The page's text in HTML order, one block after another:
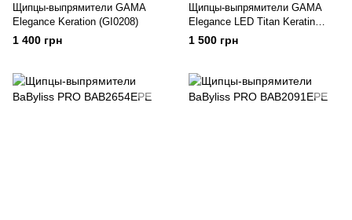
Щипцы-выпрямители GAMA
Elegance Keration (GI0208)
1 400 грн
Щипцы-выпрямители GAMA
Elegance LED Titan Keratin
(GI0209)
1 500 грн